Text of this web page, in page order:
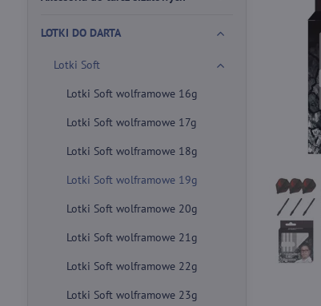
LOTKI DO DARTA
Lotki Soft
Lotki Soft wolframowe 16g
Lotki Soft wolframowe 17g
Lotki Soft wolframowe 18g
Lotki Soft wolframowe 19g
Lotki Soft wolframowe 20g
Lotki Soft wolframowe 21g
Lotki Soft wolframowe 22g
Lotki Soft wolframowe 23g